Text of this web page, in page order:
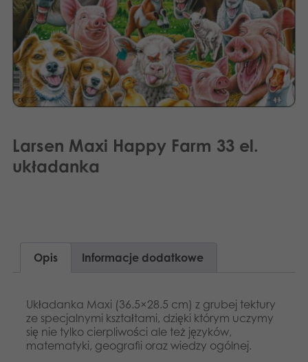
Aplikacje
Svenska
Larsen Maxi Happy Farm 33 el.
układanka
Opis Informacje dodatkowe
Układanka Maxi (36.5×28.5 cm) z grubej tektury
ze specjalnymi kształtami, dzięki którym uczymy
się nie tylko cierpliwości ale też języków,
matematyki, geografii oraz wiedzy ogólnej.